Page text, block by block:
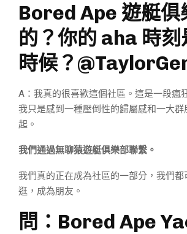
Bored Ape 遊艇俱
的？你的 aha 時刻
時候？
A：我真的很喜歡這個社區。這是一段瘋
我只是感到一種壓倒性的歸屬感和一大群
起。
我們通過無聊猿遊艇俱樂部聯繫。
我們真的正在成為社區的一部分，我們都
逛，成為朋友。
問：Bored Ape